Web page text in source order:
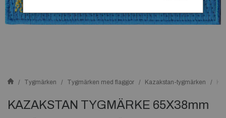
Tygmärken Tygmärken med flaggor Kazakstan-tygmärken
KAZAKSTAN TYGMÄRKE 65X38mm